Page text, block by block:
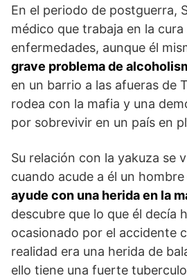
En el periodo de postguerra,
médico que trabaja en la
enfermedades, aunque él
grave problema de
en un barrio a las afueras de
rodea con la mafia y una
por sobrevivir en un país en
Su relación con la yakuza se
cuando acude a él un
ayude con una herida en la
descubre que lo que él decía
ocasionado por el accidente
realidad era una herida de
ello tiene una fuerte